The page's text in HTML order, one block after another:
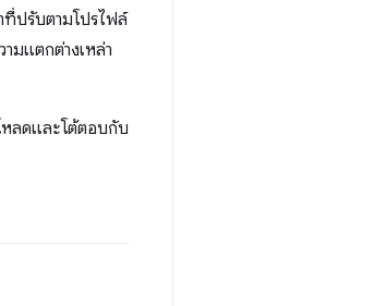
ปรับตามโปรไฟล์
แตกต่างเหล่า
ลดและโต้ตอบกับ